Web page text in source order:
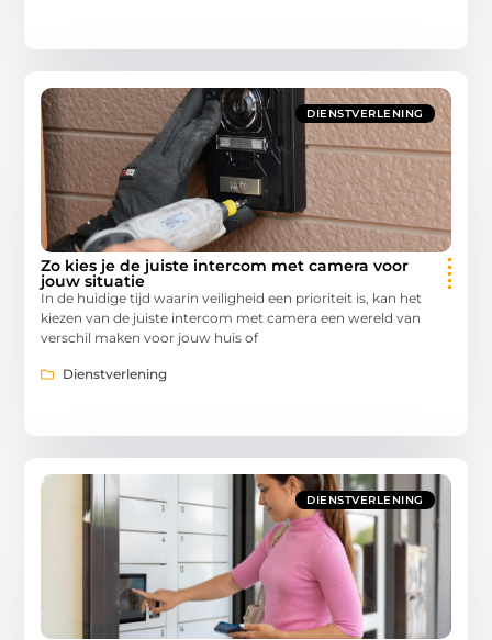
DIENSTVERLENING
Zo kies je de juiste intercom met camera voor
jouw situatie
In de huidige tijd waarin veiligheid een prioriteit is, kan het
kiezen van de juiste intercom met camera een wereld van
verschil maken voor jouw huis of
Dienstverlening
DIENSTVERLENING